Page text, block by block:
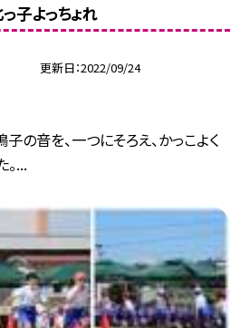
子よっちょれ
更新日 2022/09/24
の音を、一つにそろえ、かっこよく
...